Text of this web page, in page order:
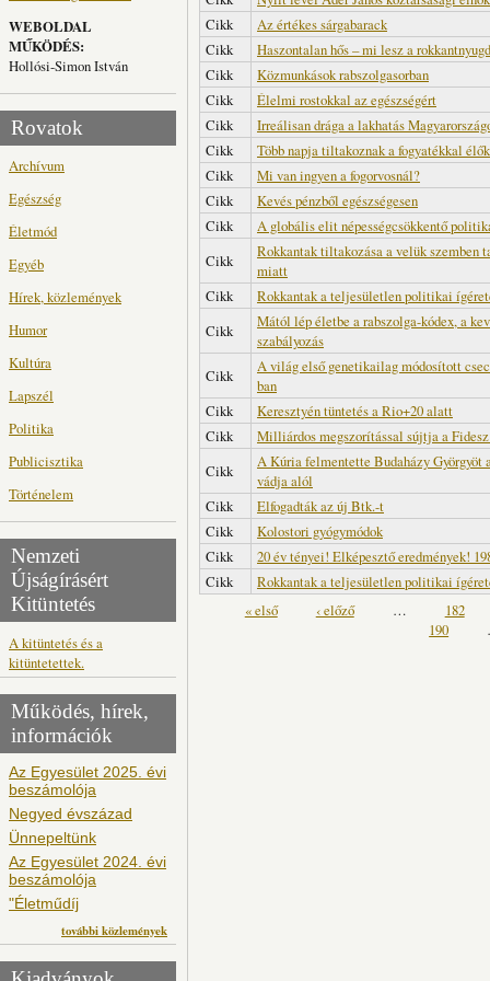
WEBOLDAL
MŰKÖDÉS:
Hollósi-Simon István
Rovatok
Archívum
Egészség
Életmód
Egyéb
Hírek, közlemények
Humor
Kultúra
Lapszél
Politika
Publicisztika
Történelem
Nemzeti
Újságírásért
Kitüntetés
A kitüntetés és a
kitüntetettek.
Működés, hírek,
információk
Az Egyesület 2025. évi
beszámolója
Negyed évszázad
Ünnepeltünk
Az Egyesület 2024. évi
beszámolója
"Életműdíj
további közlemények
Cikk
Az értékes sárgabarack
Cikk
Haszontalan hős – mi lesz a
Cikk
Közmunkások rabszolgasorban
Cikk
Élelmi rostokkal az egészségért
Cikk
Irreálisan drága a lakhatás
Cikk
Több napja tiltakoznak a fogyatékkal
Cikk
Mi van ingyen a fogorvosnál?
Cikk
Kevés pénzből egészségesen
Cikk
A globális elit népességcsökkentő
Cikk
Rokkantak tiltakozása a velük szemben
miatt
Cikk
Rokkantak a teljesületlen politikai
Cikk
Mától lép életbe a rabszolga-kódex, a
szabályozás
Cikk
A világ első genetikailag módosított
ban
Cikk
Keresztyén tüntetés a Rio+20 alatt
Cikk
Milliárdos megszorítással sújtja a
Cikk
A Kúria felmentette Budaházy
vádja alól
Cikk
Elfogadták az új Btk.-t
Cikk
Kolostori gyógymódok
Cikk
20 év tényei! Elképesztő eredmények!
Cikk
Rokkantak a teljesületlen politikai
Oldalak
« első ‹ előző …
182
190